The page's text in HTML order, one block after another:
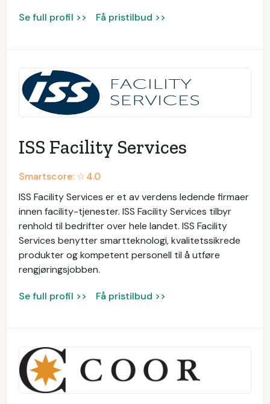
Se full profil >> Få pristilbud >>
ISS Facility Services
Smartscore: ☆4.0
ISS Facility Services er et av verdens ledende firmaer
innen facility-tjenester. ISS Facility Services tilbyr
renhold til bedrifter over hele landet. ISS Facility
Services benytter smartteknologi, kvalitetssikrede
produkter og kompetent personell til å utføre
rengjøringsjobben.
Se full profil >> Få pristilbud >>